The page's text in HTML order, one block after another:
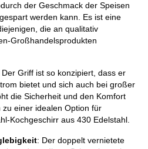
der Geschmack der Speisen
werden kann. Es ist eine
die an qualitativ
Großhandelsprodukten
Der Griff ist so konzipiert, dass er
bietet und sich auch bei großer
die Sicherheit und den Komfort
einer idealen Option für
Kochgeschirr aus 430 Edelstahl.
: Der doppelt vernietete